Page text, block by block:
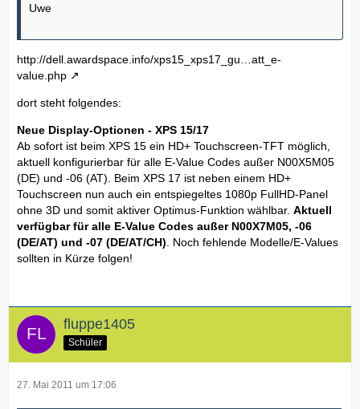
Uwe
http://dell.awardspace.info/xps15_xps17_gu…att_e-
value.php
dort steht folgendes:
Neue Display-Optionen - XPS 15/17
Ab sofort ist beim XPS 15 ein HD+ Touchscreen-TFT möglich,
aktuell konfigurierbar für alle E-Value Codes außer N00X5M05
(DE) und -06 (AT). Beim XPS 17 ist neben einem HD+
Touchscreen nun auch ein entspiegeltes 1080p FullHD-Panel
ohne 3D und somit aktiver Optimus-Funktion wählbar. Aktuell
verfügbar für alle E-Value Codes außer N00X7M05, -06
(DE/AT) und -07 (DE/AT/CH) . Noch fehlende Modelle/E-Values
sollten in Kürze folgen!
fluppe1405
Schüler
27. Mai 2011 um 17:06